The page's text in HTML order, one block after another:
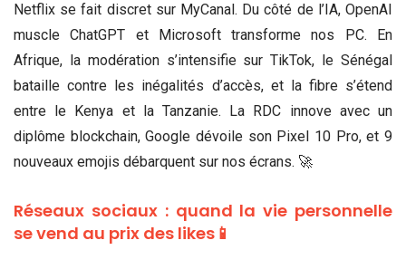
Netflix se fait discret sur MyCanal. Du côté de l’IA, OpenAI
muscle ChatGPT et Microsoft transforme nos PC. En
Afrique, la modération s’intensifie sur TikTok, le Sénégal
bataille contre les inégalités d’accès, et la fibre s’étend
entre le Kenya et la Tanzanie. La RDC innove avec un
diplôme blockchain, Google dévoile son Pixel 10 Pro, et 9
nouveaux emojis débarquent sur nos écrans. 🚀
Réseaux sociaux : quand la vie personnelle
se vend au prix des likes📱